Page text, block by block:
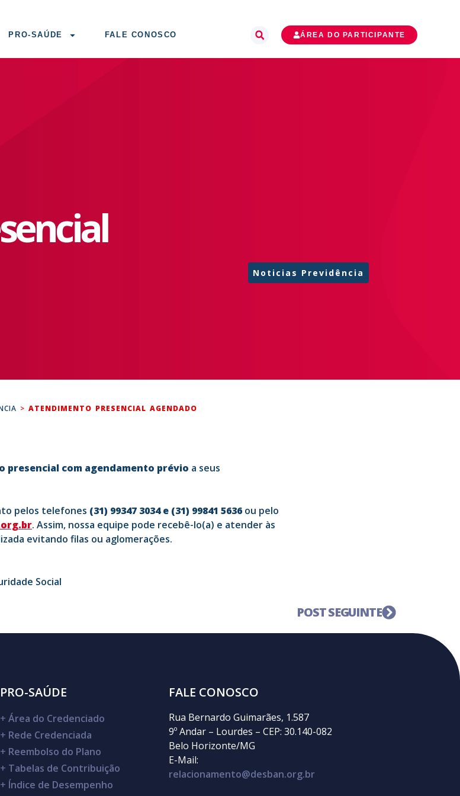
PRO-SAÚDE FALE CONOSCO ÁREA DO PARTICIPANTE
Noticias Previdência
>ATENDIMENTO PRESENCIAL AGENDADO
presencial com agendamento prévio a seus
pelos telefones (31) 99347 3034 e (31) 99841 5636 ou pelo
. Assim, nossa equipe pode recebê-lo(a) e atender às
evitando filas ou aglomerações.
Social
POST SEGUINTE
PRO-SAÚDE
+Área do Credenciado
+ Rede Credenciada
+ Reembolso do Plano
+ Tabelas de Contribuição
+ Índice de Desempenho
FALE CONOSCO
Rua Bernardo Guimarães, 1.587
9º Andar – Lourdes – CEP: 30.140-082
Belo Horizonte/MG
E-Mail:
relacionamento@desban.org.br